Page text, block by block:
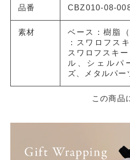
品番 CBZ010-08-
素材
ベース：樹脂
：スワロフス
スワロフスキ
ル、シェルパ
ズ、メタルパー
この商品